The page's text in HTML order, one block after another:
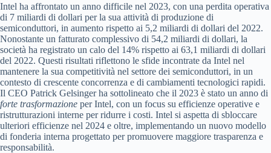
Intel ha affrontato un anno difficile nel 2023, con una perdita operativa
di 7 miliardi di dollari per la sua attività di produzione di
semiconduttori, in aumento rispetto ai 5,2 miliardi di dollari del 2022.
Nonostante un fatturato complessivo di 54,2 miliardi di dollari, la
società ha registrato un calo del 14% rispetto ai 63,1 miliardi di dollari
del 2022. Questi risultati riflettono le sfide incontrate da Intel nel
mantenere la sua competitività nel settore dei semiconduttori, in un
contesto di crescente concorrenza e di cambiamenti tecnologici rapidi.
Il CEO Patrick Gelsinger ha sottolineato che il 2023 è stato un anno di
forte trasformazione per Intel, con un focus su efficienze operative e
ristrutturazioni interne per ridurre i costi. Intel si aspetta di sbloccare
ulteriori efficienze nel 2024 e oltre, implementando un nuovo modello
di fonderia interna progettato per promuovere maggiore trasparenza e
responsabilità.